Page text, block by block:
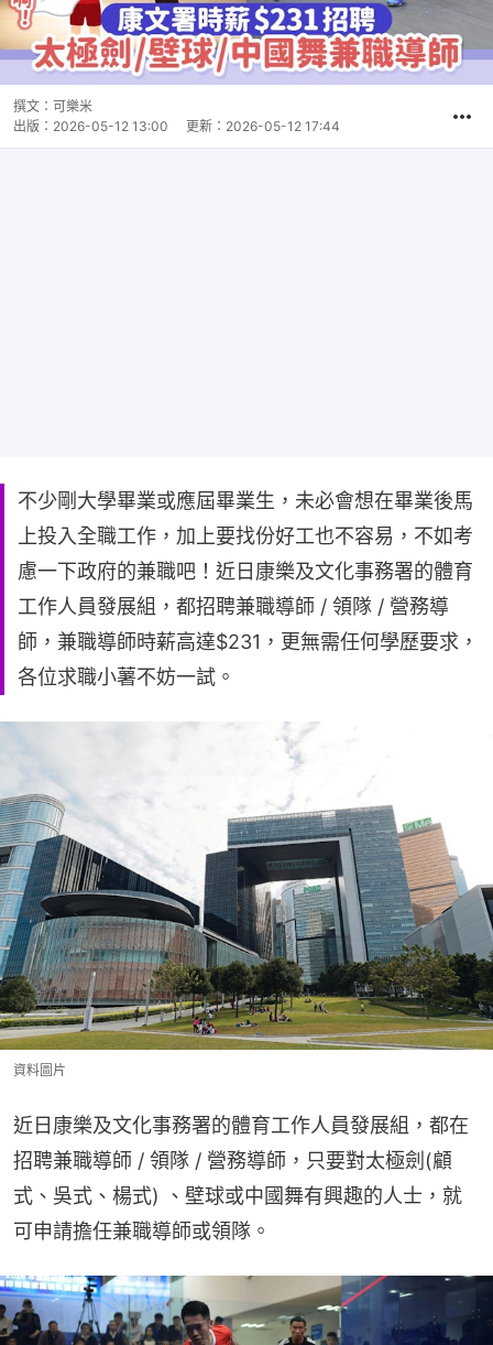
撰文： 可樂米
出版： 2026-05-12 13:00 更新： 2026-05-12 17:44
不少剛大學畢業或應屆畢業生，未必會想在畢業後馬
上投入全職工作，加上要找份好工也不容易，不如考
慮一下政府的兼職吧！近日康樂及文化事務署的體育
工作人員發展組，都招聘兼職導師 / 領隊 / 營務導
師，兼職導師時薪高達$231，更無需任何學歷要求，
各位求職小薯不妨一試。
資料圖片
近日康樂及文化事務署的體育工作人員發展組，都在
招聘兼職導師 / 領隊 / 營務導師，只要對太極劍(顧
式、吳式、楊式) 、壁球或中國舞有興趣的人士，就
可申請擔任兼職導師或領隊。